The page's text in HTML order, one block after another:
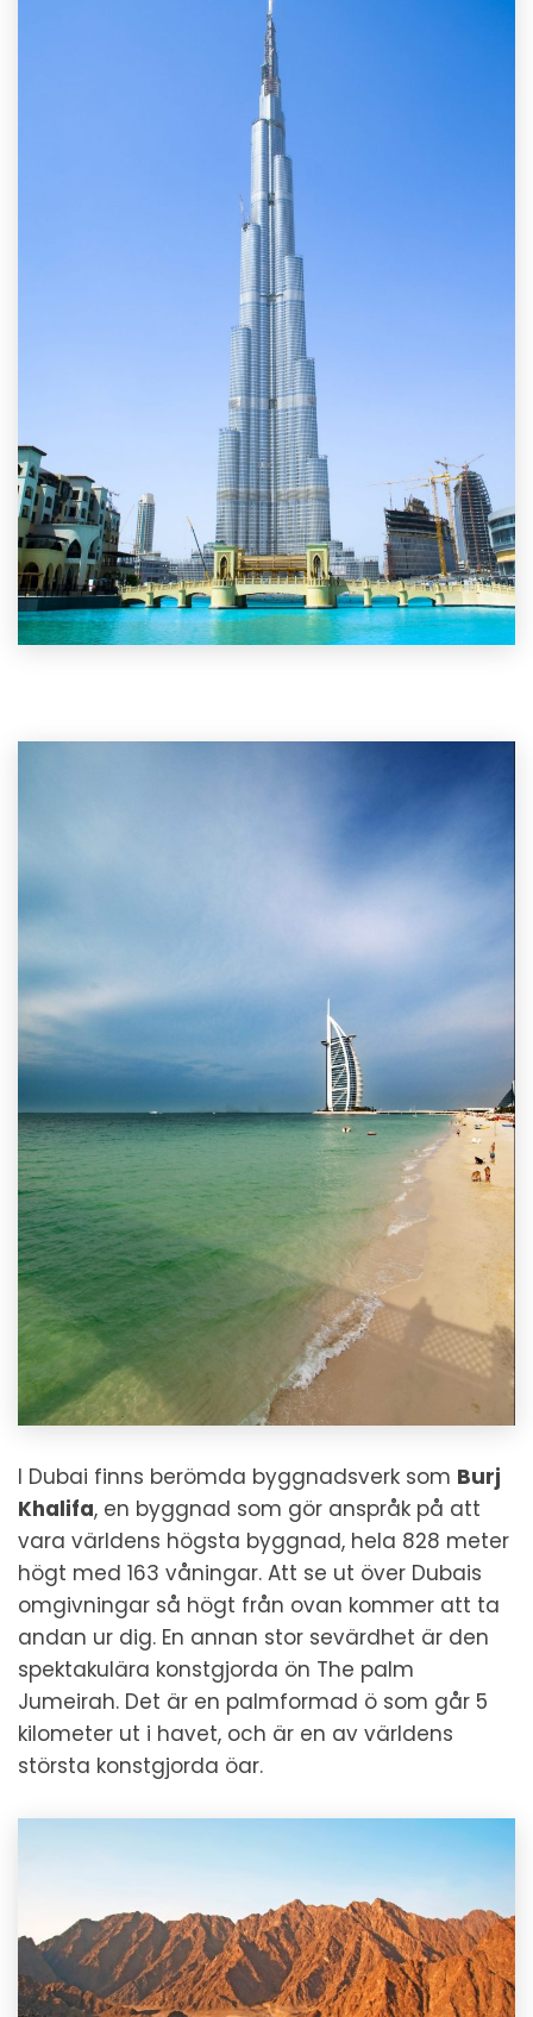
I Dubai finns berömda byggnadsverk som Burj
Khalifa, en byggnad som gör anspråk på att
vara världens högsta byggnad, hela 828 meter
högt med 163 våningar. Att se ut över Dubais
omgivningar så högt från ovan kommer att ta
andan ur dig. En annan stor sevärdhet är den
spektakulära konstgjorda ön The palm
Jumeirah. Det är en palmformad ö som går 5
kilometer ut i havet, och är en av världens
största konstgjorda öar.